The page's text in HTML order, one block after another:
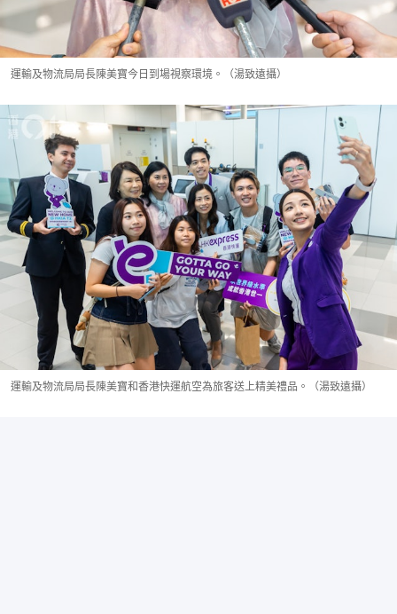
運輸及物流局局長陳美寶今日到場視察環境。（湯致遠攝）
運輸及物流局局長陳美寶和香港快運航空為旅客送上精美禮品。（湯致遠攝）